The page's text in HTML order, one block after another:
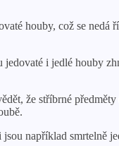
houby, což se nedá
i jedlé houby
že stříbrné
například smrtelně